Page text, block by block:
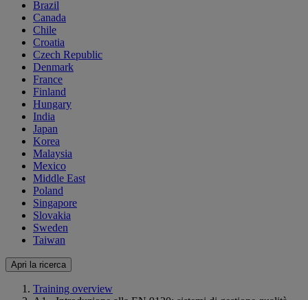
Brazil
Canada
Chile
Croatia
Czech Republic
Denmark
France
Finland
Hungary
India
Japan
Korea
Malaysia
Mexico
Middle East
Poland
Singapore
Slovakia
Sweden
Taiwan
Apri la ricerca
Training overview